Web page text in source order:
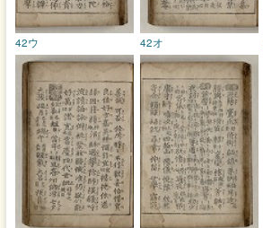
42オ
42ウ